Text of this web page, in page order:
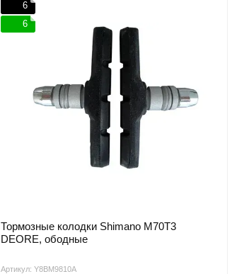
6
6
Артикул: Y8BM9810A
Тормозные колодки Shimano M70T3
DEORE, ободные